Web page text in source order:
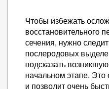
Чтобы избежать
восстановительного
сечения, нужно
послеродовых
подсказать
начальном этапе. Это
и позволит очень